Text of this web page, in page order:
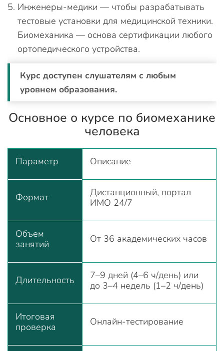
Инженеры-медики — чтобы разрабатывать
тестовые установки для медицинской техники.
Биомеханика — основа сертификации любого
ортопедического устройства.
Курс доступен слушателям с любым
уровнем образования.
Основное о курсе по биомеханике
человека
Параметр Описание
Формат
Дистанционный, портал
ИМО 24/7
Объем
занятий
От 36 академических часов
Длительность
7–9 дней (4–6 ч/день) или
до 3–4 недель (1–2 ч/день)
Итоговая
проверка
Онлайн-тестирование